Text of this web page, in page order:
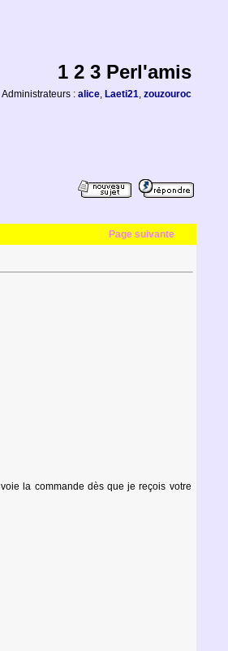
1 2 3 Perl'amis
Administrateurs : alice, Laeti21, zouzouroc
Page suivante
la commande dès que je reçois votre